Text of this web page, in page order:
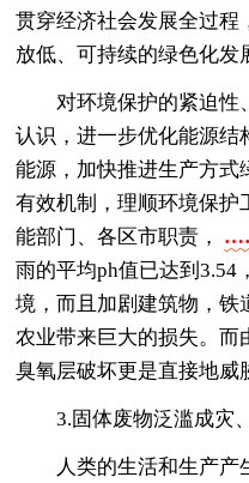
贯穿经济社会发展全过程
放低、可持续的绿色化发
对环境保护的紧迫性
认识，进一步优化能源结
能源，加快推进生产方式
有效机制，理顺环境保护
能部门、各区市职责，
雨的平均ph值已达到3.54
境，而且加剧建筑物，铁
农业带来巨大的损失。而
臭氧层破坏更是直接地威
3.固体废物泛滥成灾
人类的生活和生产